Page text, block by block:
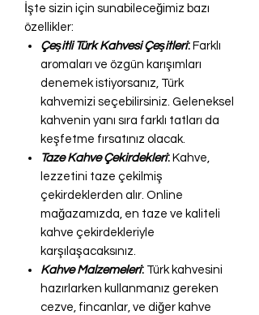
İşte sizin için sunabileceğimiz bazı
özellikler:
Çeşitli Türk Kahvesi Çeşitleri: Farklı
aromaları ve özgün karışımları
denemek istiyorsanız, Türk
kahvemizi seçebilirsiniz. Geleneksel
kahvenin yanı sıra farklı tatları da
keşfetme fırsatınız olacak.
Taze Kahve Çekirdekleri: Kahve,
lezzetini taze çekilmiş
çekirdeklerden alır. Online
mağazamızda, en taze ve kaliteli
kahve çekirdekleriyle
karşılaşacaksınız.
Kahve Malzemeleri: Türk kahvesini
hazırlarken kullanmanız gereken
cezve, fincanlar, ve diğer kahve